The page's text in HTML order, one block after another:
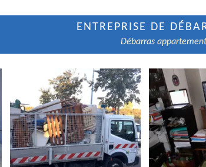
ENTREPRISE DE
Débarras